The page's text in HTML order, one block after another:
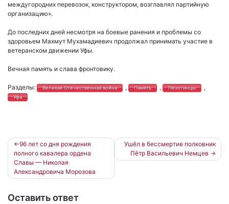
междугородних перевозок, конструктором, возглавлял партийную
организацию».
До последних дней несмотря на боевые ранения и проблемы со
здоровьем Махмут Мухамадиевич продолжал принимать участие в
ветеранском движении Уфы.
Вечная память и слава фронтовику.
Разделы: Великая Отечественная война , Память , Пехотинцы ,
Уфа
Навигация
по
записям
96 лет со дня рождения
полного кавалера ордена
Славы — Николая
Александровича Морозова
Ушёл в бессмертие полковник
Пётр Васильевич Немцев
Оставить ответ